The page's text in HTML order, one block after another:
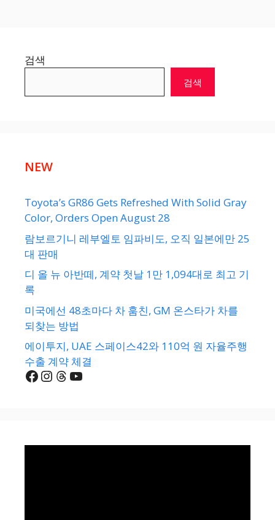
검색
검색
NEW
Toyota’s GR86 Gets Refreshed With Solid Gray
Color, Orders Open August 28
람보르기니 레부엘토 임파비도, 오직 일본에만 25
대 판매
디 올 뉴 아반떼, 계약 첫날 1만 1,094대로 최고 기
록
미국에선 48초마다 차 훔친, GM 온스타가 차를
되찾는 방법
에이투지, UAE 스페이스42와 110억 원 자율주행
수출 계약 체결
Facebook
Instagram
Threads
YouTube